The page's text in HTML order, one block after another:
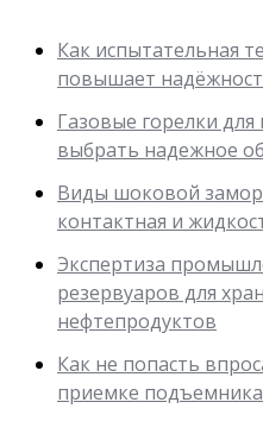
Как испытательная
повышает
Газовые горелки
выбрать надежное
Виды шоковой
контактная и
Экспертиза
резервуаров для
нефтепродуктов
Как не попасть
приемке